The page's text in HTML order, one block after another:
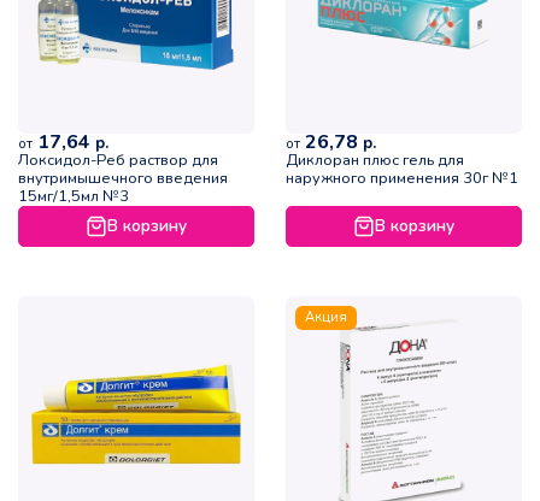
от 17,64 р.
Локсидол-Реб раствор для
внутримышечного введения
15мг/1,5мл №3
В корзину
от 26,78 р.
Диклоран плюс гель для
наружного применения 30г №1
В корзину
Акция